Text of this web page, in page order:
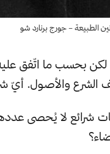
الطبيعة – جورج برنارد شو
لكن بحسب ما اتّفق
الشرع والأصول. أيّ
شرائع لا يُحصى